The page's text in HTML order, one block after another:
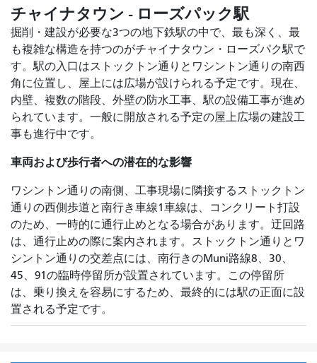
チャイナタウン - ローズパック駅
掘削・建設が必要な3つの地下鉄駅の中で、最も深く、最
も複雑な構造を持つのがチャイナタウン・ローズパク駅で
す。駅の入口はストックトン通りとワシントン通りの南西
角に位置し、屋上には広場が設けられる予定です。現在、
内壁、複数の階段、外壁の防水工事、駅の設備工事が進め
られています。一般に開放される予定の屋上広場の建設工
事も進行中です。
車両および歩行者への潜在的な影響
ワシントン通りの南側、工事現場に隣接するストックトン
通りの西側歩道と南行き車線1車線は、コンクリート打設
のため、一時的に通行止めとなる場合があります。迂回路
は、通行止めの際に案内されます。ストックトン通りとワ
シントン通りの交差点には、南行きのMuni路線8、30、
45、91の臨時停留所が設置されています。この停留所
は、乗り換えを容易にするため、最終的には駅の正面に設
置される予定です。